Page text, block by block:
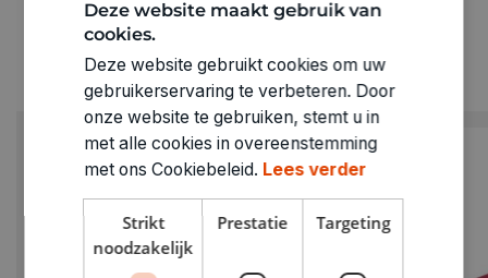
Deze website maakt gebruik van
cookies.
Deze website gebruikt cookies om uw
gebruikerservaring te verbeteren. Door
onze website te gebruiken, stemt u in
met alle cookies in overeenstemming
met ons Cookiebeleid. Lees verder
Strikt
noodzakelijk
Prestatie Targeting